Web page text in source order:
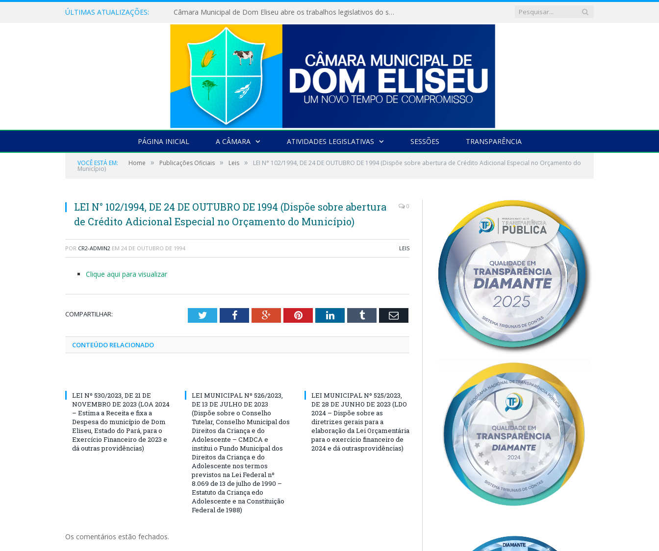
ÚLTIMAS ATUALIZAÇÕES: Câmara Municipal de Dom Eliseu abre os trabalhos legislativos do segundo semestre
PÁGINA INICIAL A CÂMARA ATIVIDADES LEGISLATIVAS SESSÕES TRANSPARÊNCIA
VOCÊ ESTÁ EM: Home » Publicações Oficiais » Leis » LEI N° 102/1994, DE 24 DE OUTUBRO DE 1994 (Dispõe sobre abertura de Crédito Adicional Especial no Orçamento do
Município)
LEI N° 102/1994, DE 24 DE OUTUBRO DE 1994 (Dispõe sobre abertura
de Crédito Adicional Especial no Orçamento do Município)
0
POR CR2-ADMIN2 EM 24 DE OUTUBRO DE 1994 LEIS
Clique aqui para visualizar
COMPARTILHAR: TwitterFacebookGoogle+PinterestLinkedInTumblr Email
CONTEÚDO RELACIONADO
LEI Nº 530/2023, DE 21 DE
NOVEMBRO DE 2023 (LOA 2024
– Estima a Receita e fixa a
Despesa do município de Dom
Eliseu, Estado do Pará, para o
Exercício Financeiro de 2023 e
dá outras providências)
LEI MUNICIPAL Nº 526/2023,
DE 13 DE JULHO DE 2023
(Dispõe sobre o Conselho
Tutelar, Conselho Municipal dos
Direitos da Criança e do
Adolescente – CMDCA e
institui o Fundo Municipal dos
Direitos da Criança e do
Adolescente nos termos
previstos na Lei Federal nº
8.069 de 13 de julho de 1990 –
Estatuto da Criança edo
Adolescente e na Constituição
Federal de 1988)
LEI MUNICIPAL Nº 525/2023,
DE 28 DE JUNHO DE 2023 (LDO
2024 – Dispõe sobre as
diretrizes gerais para a
elaboração da Lei Orçamentária
para o exercício financeiro de
2024 e dá outrasprovidências)
Os comentários estão fechados.